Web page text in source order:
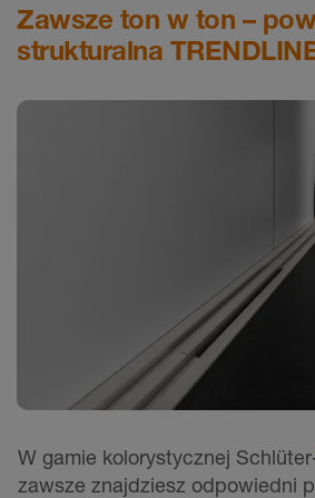
Zawsze ton w ton –
strukturalna
W gamie kolorystycznej
zawsze znajdziesz odpowiedni